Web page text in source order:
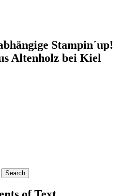
Stampin´up!
Altenholz bei Kiel